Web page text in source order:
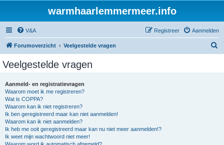
warmhaarlemmermeer.info
V&A Aanmelden
Registreer
Forumoverzicht Veelgestelde vragen
Veelgestelde vragen
Aanmeld- en registratievragen
Waarom moet ik me registreren?
Wat is COPPA?
Waarom kan ik niet registreren?
Ik ben geregistreerd maar kan niet aanmelden!
Waarom kan ik niet aanmelden?
Ik heb me ooit geregistreerd maar kan nu niet meer aanmelden!?
Ik weet mijn wachtwoord niet meer!